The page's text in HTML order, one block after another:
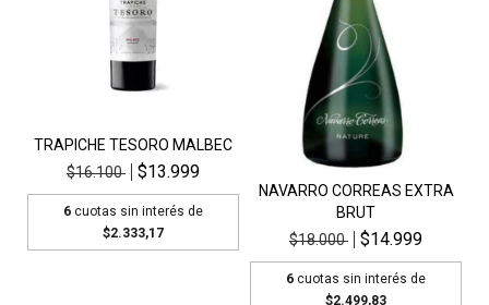
TRAPICHE TESORO MALBEC
$16.100
$13.999
6 cuotas sin interés de
$2.333,17
NAVARRO CORREAS EXTRA
BRUT
$18.000
$14.999
6 cuotas sin interés de
$2.499,83